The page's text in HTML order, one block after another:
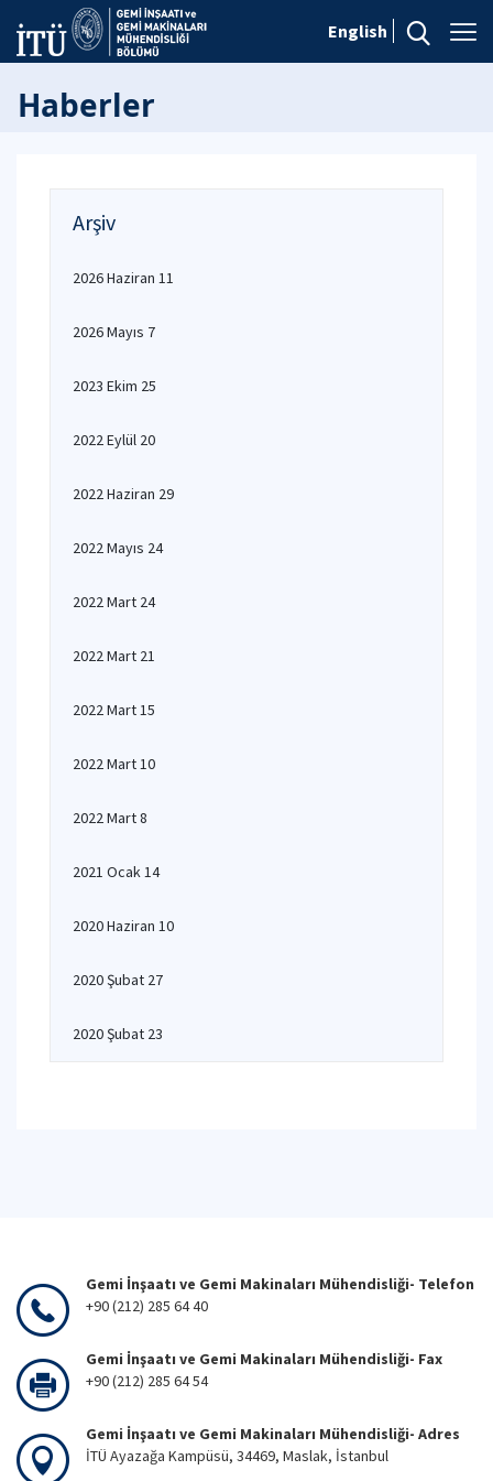
English
Haberler
Arşiv
2026 Haziran 11
2026 Mayıs 7
2023 Ekim 25
2022 Eylül 20
2022 Haziran 29
2022 Mayıs 24
2022 Mart 24
2022 Mart 21
2022 Mart 15
2022 Mart 10
2022 Mart 8
2021 Ocak 14
2020 Haziran 10
2020 Şubat 27
2020 Şubat 23
Gemi İnşaatı ve Gemi Makinaları Mühendisliği- Telefon
+90 (212) 285 64 40
Gemi İnşaatı ve Gemi Makinaları Mühendisliği- Fax
+90 (212) 285 64 54
Gemi İnşaatı ve Gemi Makinaları Mühendisliği- Adres
İTÜ Ayazağa Kampüsü, 34469, Maslak, İstanbul